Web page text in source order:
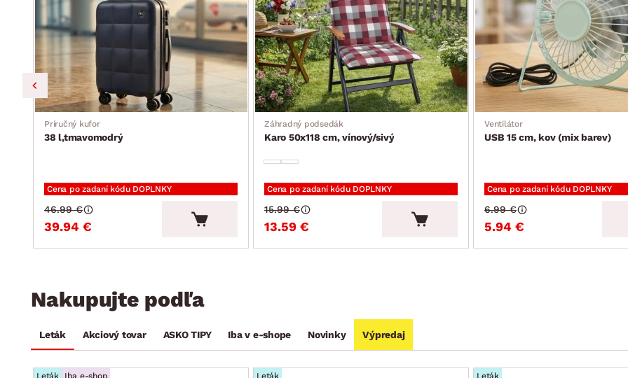
Príručný kufor
38 l,tmavomodrý
Cena po zadaní kódu DOPLNKY
39.94 €
46.99 €
Záhradný podsedák
Karo 50x118 cm, vínový/sivý
Cena po zadaní kódu DOPLNKY
13.59 €
15.99 €
Ventilátor
USB 15 cm, kov (mix barev)
Cena po zadaní kódu DOPLNKY
5.94 €
6.99 €
Nakupujte podľa
Leták Akciový tovar ASKO TIPY Iba v e-shope Novinky Výpredaj
Leták Iba e-shop Leták Leták